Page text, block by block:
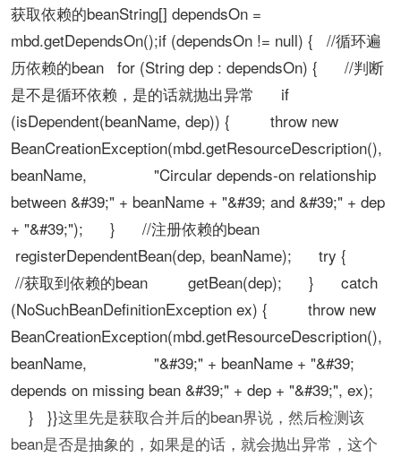
获取依赖的beanString[] dependsOn =
mbd.getDependsOn();if (dependsOn != null) { //循环遍
历依赖的bean for (String dep : dependsOn) { //判断
是不是循环依赖，是的话就抛出异常 if
(isDependent(beanName, dep)) { throw new
BeanCreationException(mbd.getResourceDescription(),
beanName, "Circular depends-on relationship
between &#39;" + beanName + "&#39; and &#39;" + dep
+ "&#39;"); } //注册依赖的bean
registerDependentBean(dep, beanName); try {
//获取到依赖的bean getBean(dep); } catch
(NoSuchBeanDefinitionException ex) { throw new
BeanCreationException(mbd.getResourceDescription(),
beanName, "&#39;" + beanName + "&#39;
depends on missing bean &#39;" + dep + "&#39;", ex);
} }}这里先是获取合并后的bean界说，然后检测该
bean是否是抽象的，如果是的话，就会抛出异常，这个